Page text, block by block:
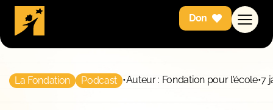
Don
La Fondation Podcast •Auteur : Fondation pour l'école•7